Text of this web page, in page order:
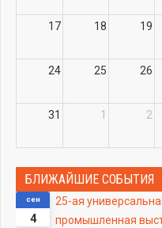
17 18 19
24 25 26
31 1 2
БЛИЖАЙШИЕ СОБЫТИЯ
4
сен
25-ая
промышленная